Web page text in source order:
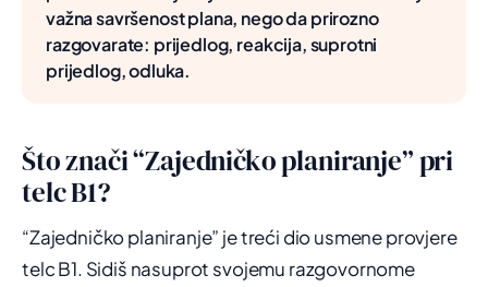
važna savršenost plana, nego da prirozno
razgovarate: prijedlog, reakcija, suprotni
prijedlog, odluka.
Što znači “Zajedničko planiranje” pri
telc B1?
“Zajedničko planiranje” je treći dio usmene provjere
telc B1. Sidiš nasuprot svojemu razgovornome